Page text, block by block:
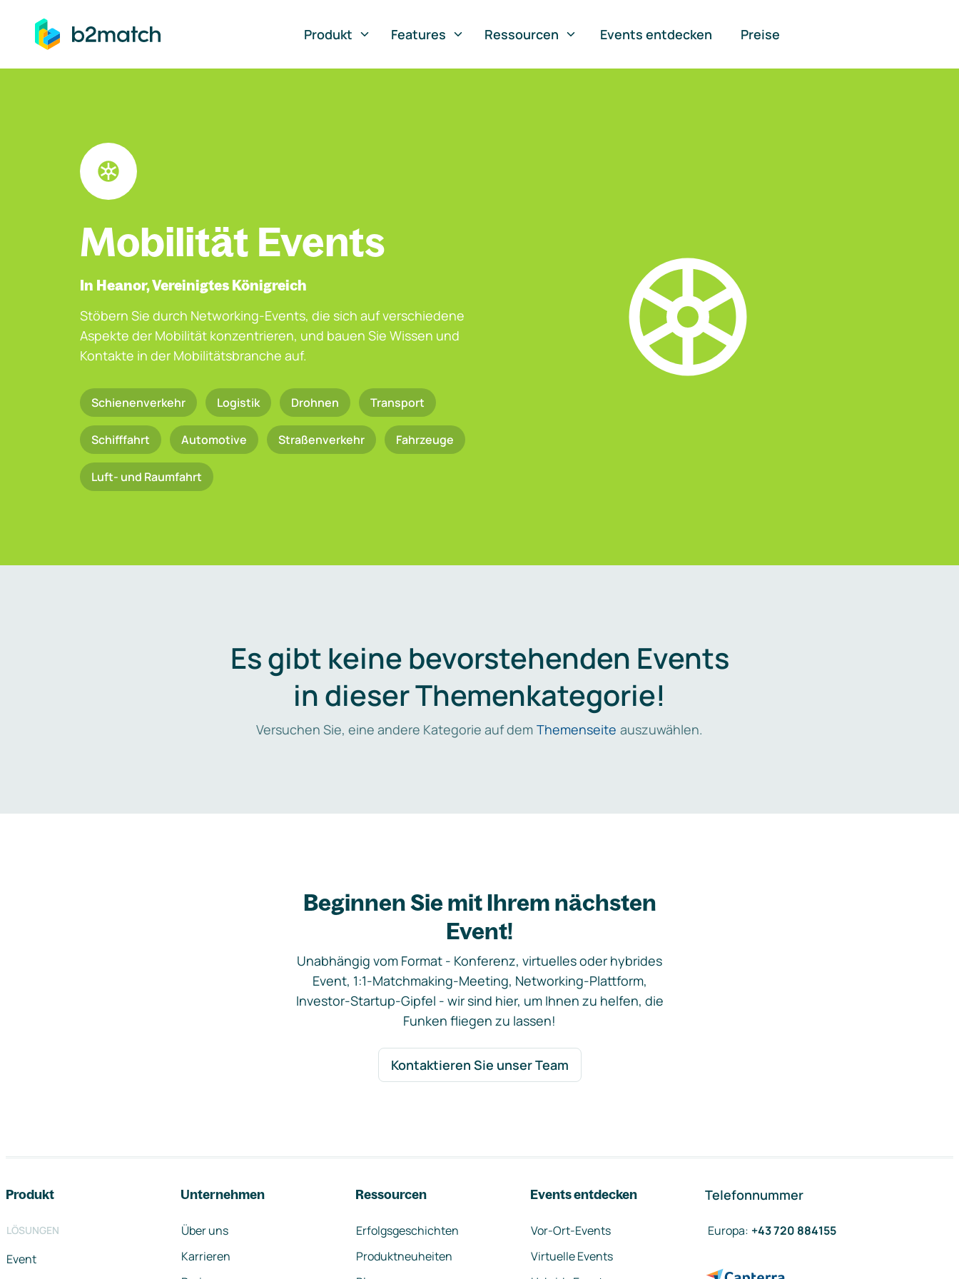
springen
Produkt
Features Ressourcen Events entdecken Preise
Mobilität Events
In Heanor, Vereinigtes Königreich
Stöbern Sie durch Networking-Events, die sich auf verschiedene
Aspekte der Mobilität konzentrieren, und bauen Sie Wissen und
Kontakte in der Mobilitätsbranche auf.
Schienenverkehr Logistik Drohnen Transport
Schifffahrt Automotive Straßenverkehr Fahrzeuge
Luft- und Raumfahrt
Es gibt keine bevorstehenden Events
in dieser Themenkategorie!
Versuchen Sie, eine andere Kategorie auf dem Themenseite auszuwählen.
Beginnen Sie mit Ihrem nächsten
Event!
Unabhängig vom Format - Konferenz, virtuelles oder hybrides
Event, 1:1-Matchmaking-Meeting, Networking-Plattform,
Investor-Startup-Gipfel - wir sind hier, um Ihnen zu helfen, die
Funken fliegen zu lassen!
Kontaktieren Sie unser Team
Produkt
LÖSUNGEN
Event
Unternehmen
Über uns
Karrieren
Ressourcen
Erfolgsgeschichten
Produktneuheiten
Events entdecken
Vor-Ort-Events
Virtuelle Events
Telefonnummer
Europa: +43 720 884155